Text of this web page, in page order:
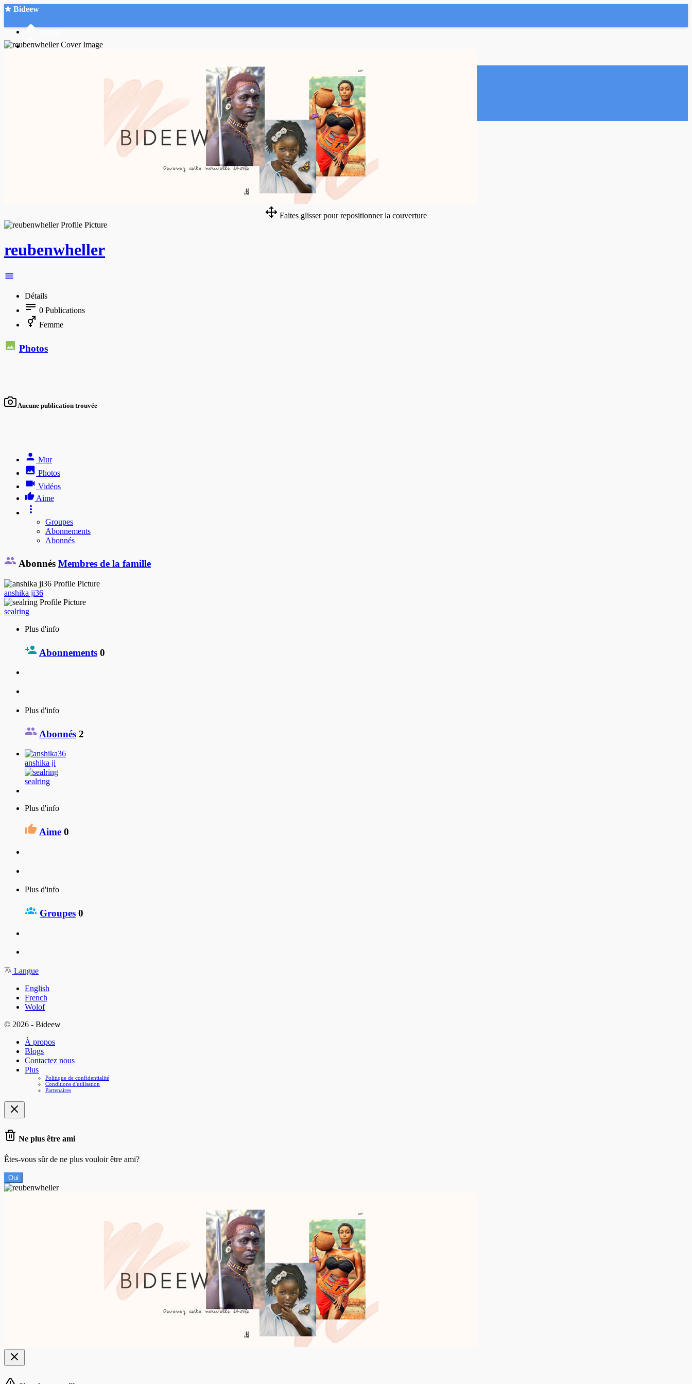
★ Bideew
Faites glisser pour repositionner la couverture
reubenwheller
Détails
0 Publications
Femme
Photos
Aucune publication trouvée
Mur
Photos
Vidéos
Aime
Groupes
Abonnements
Abonnés
Abonnés Membres de la famille
anshika ji36
sealring
Plus d'info
Abonnements 0
Plus d'info
Abonnés 2
anshika ji
sealring
Plus d'info
Aime 0
Plus d'info
Groupes 0
Langue
English
French
Wolof
© 2026 - Bideew
À propos
Blogs
Contactez nous
Plus
Politique de confidentialité
Conditions d'utilisation
Partenaires
Ne plus être ami
Êtes-vous sûr de ne plus vouloir être ami?
Oui